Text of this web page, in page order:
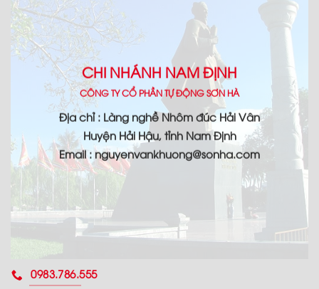
CHI NHÁNH NAM ĐỊNH
CÔNG TY CỔ PHẦN TỰ ĐỘNG SƠN HÀ
Địa chỉ : Làng nghề Nhôm đúc Hải Vân
Huyện Hải Hậu, tỉnh Nam Định
Email : nguyenvankhuong@sonha.com
0983.786.555